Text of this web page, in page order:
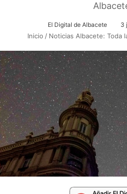
El Digital de Albacete 3
Inicio / Noticias Albacete: Toda